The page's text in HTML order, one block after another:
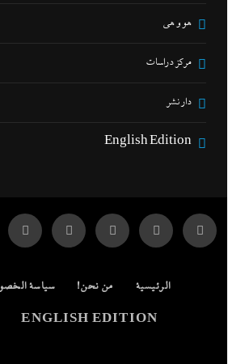
هو و هي
مركز دراسات
دار نشر
English Edition
الرئيسية من نحن! سياسة
ENGLISH EDITION